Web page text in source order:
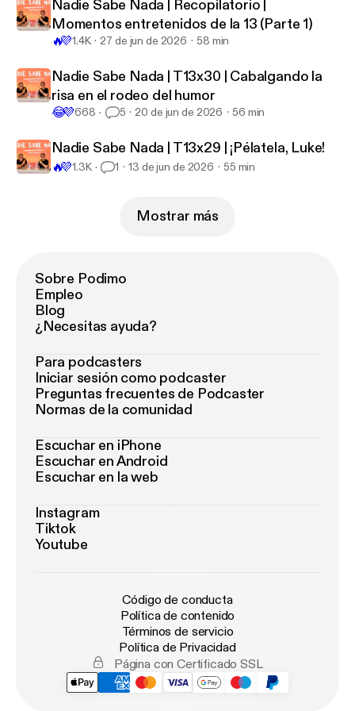
Nadie Sabe Nada | Recopilatorio |
Momentos entretenidos de la 13 (Parte 1)
🔥💜1.4K 27 de jun de 2026 58 min
Nadie Sabe Nada | T13x30 | Cabalgando la
risa en el rodeo del humor
😂💜668 5 20 de jun de 2026 56 min
Nadie Sabe Nada | T13x29 | ¡Pélatela, Luke!
🔥💜1.3K 1 13 de jun de 2026 55 min
Mostrar más
Sobre Podimo
Empleo
Blog
¿Necesitas ayuda?
Para podcasters
Iniciar sesión como podcaster
Preguntas frecuentes de Podcaster
Normas de la comunidad
Escuchar en iPhone
Escuchar en Android
Escuchar en la web
Instagram
Tiktok
Youtube
Código de conducta
Política de contenido
Términos de servicio
Política de Privacidad
Página con Certificado SSL